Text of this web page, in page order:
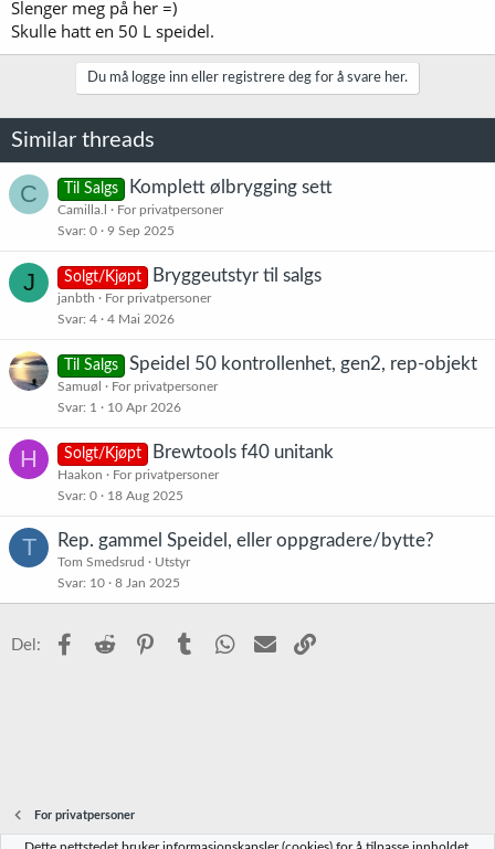
Slenger meg på her =)
Skulle hatt en 50 L speidel.
Du må logge inn eller registrere deg for å svare her.
Similar threads
C Til Salgs Komplett ølbrygging sett
Camilla.l
For privatpersoner
Svar 0 9 Sep 2025
J Solgt/Kjøpt Bryggeutstyr til salgs
janbth
For privatpersoner
Svar 4 4 Mai 2026
Til Salgs Speidel 50 kontrollenhet, gen2, rep-objekt
Samuøl
For privatpersoner
Svar 1 10 Apr 2026
H Solgt/Kjøpt Brewtools f40 unitank
Haakon
For privatpersoner
Svar 0 18 Aug 2025
T Rep. gammel Speidel, eller oppgradere/bytte?
Tom Smedsrud
Utstyr
Svar 10 8 Jan 2025
Del: Facebook
Reddit PinterestTumblr WhatsApp
E-post
For privatpersoner